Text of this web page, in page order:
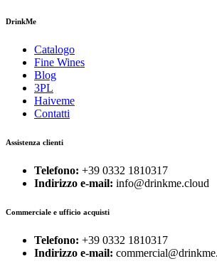
DrinkMe
Catalogo
Fine Wines
Blog
3PL
Haiveme
Contatti
Assistenza clienti
Telefono: +39 0332 1810317
Indirizzo e-mail: info@drinkme.cloud
Commerciale e ufficio acquisti
Telefono: +39 0332 1810317
Indirizzo e-mail: